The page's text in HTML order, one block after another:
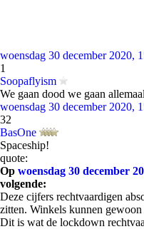
woensdag 30 december 2020,
1
Soopaflyism
We gaan dood we gaan
woensdag 30 december 2020,
32
BasOne
Spaceship!
quote:
Op woensdag 30 december
volgende:
Deze cijfers rechtvaardigen
zitten. Winkels kunnen gewoon
Dit is wat de lockdown